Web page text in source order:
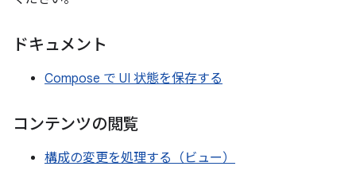
ドキュメント
Compose で UI 状態を保存する
コンテンツの閲覧
構成の変更を処理する（ビュー）